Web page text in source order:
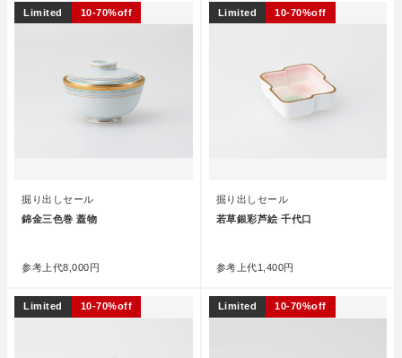
掘り出しセール
錦金三色巻 蓋物
参考上代8,000円
Limited 10-70%off
掘り出しセール
若草銀彩芦絵 千代口
参考上代1,400円
Limited 10-70%off
Limited 10-70%off Limited 10-70%off